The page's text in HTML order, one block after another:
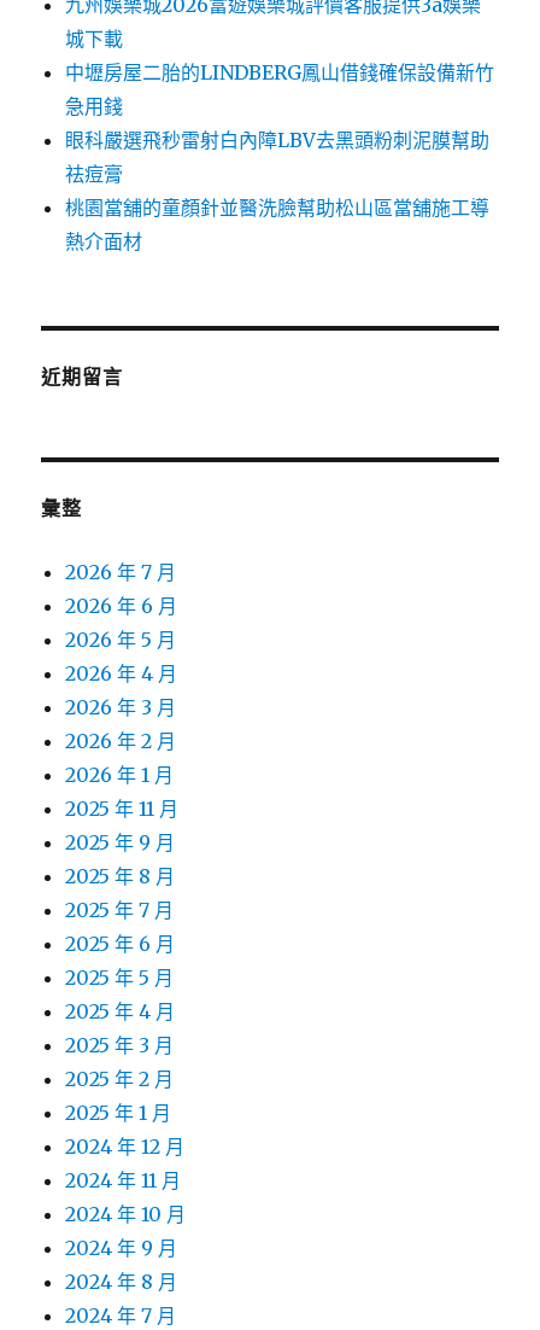
九州娛樂城2026富遊娛樂城評價客服提供3a娛樂
城下載
中壢房屋二胎的LINDBERG鳳山借錢確保設備新竹
急用錢
眼科嚴選飛秒雷射白內障LBV去黑頭粉刺泥膜幫助
祛痘膏
桃園當舖的童顏針並醫洗臉幫助松山區當舖施工導
熱介面材
近期留言
彙整
2026 年 7 月
2026 年 6 月
2026 年 5 月
2026 年 4 月
2026 年 3 月
2026 年 2 月
2026 年 1 月
2025 年 11 月
2025 年 9 月
2025 年 8 月
2025 年 7 月
2025 年 6 月
2025 年 5 月
2025 年 4 月
2025 年 3 月
2025 年 2 月
2025 年 1 月
2024 年 12 月
2024 年 11 月
2024 年 10 月
2024 年 9 月
2024 年 8 月
2024 年 7 月